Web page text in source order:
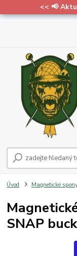
<< 📢
Úvod Magnetické
SNAP